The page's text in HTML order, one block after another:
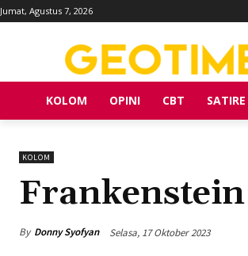
Jumat, Agustus 7, 2026
KOLOM OPINI CBT SATIRE
KOLOM
By Donny Syofyan Selasa, 17 Oktober 2023